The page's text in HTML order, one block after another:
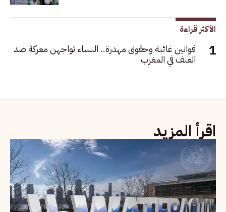
الأكثر قراءة
قوانين غائبة وحقوق مهدرة.. النساء تواجهن معركة ضد
العنف في المغرب
اقرأ المزيد